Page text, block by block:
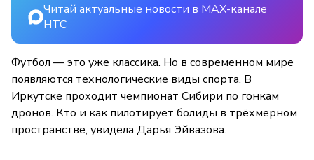
Читай актуальные новости в MAX-канале
НТС
Футбол — это уже классика. Но в современном мире
появляются технологические виды спорта. В
Иркутске проходит чемпионат Сибири по гонкам
дронов. Кто и как пилотирует болиды в трёхмерном
пространстве, увидела Дарья Эйвазова.